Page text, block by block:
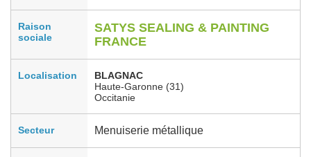
Raison
sociale
SATYS SEALING & PAINTING
FRANCE
Localisation
BLAGNAC
Haute-Garonne (31)
Occitanie
Secteur Menuiserie métallique